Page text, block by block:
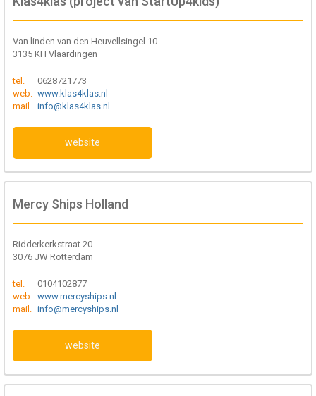
Van linden van den Heuvellsingel 10
3135 KH Vlaardingen
tel.
0628721773
web. www.klas4klas.nl
mail. info@klas4klas.nl
website
Mercy Ships Holland
Ridderkerkstraat 20
3076 JW Rotterdam
tel.
0104102877
web. www.mercyships.nl
mail. info@mercyships.nl
website